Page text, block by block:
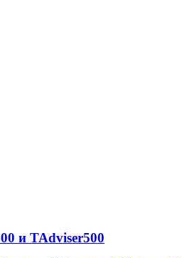
и TAdviser500